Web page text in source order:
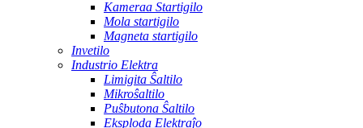
Kameraa Startigilo
Mola startigilo
Magneta startigilo
Invetilo
Industrio Elektra
Limigita Ŝaltilo
Mikroŝaltilo
Puŝbutona Ŝaltilo
Eksploda Elektraĵo